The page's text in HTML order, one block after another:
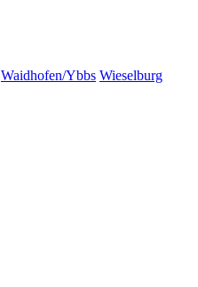
Waidhofen/Ybbs Wieselburg